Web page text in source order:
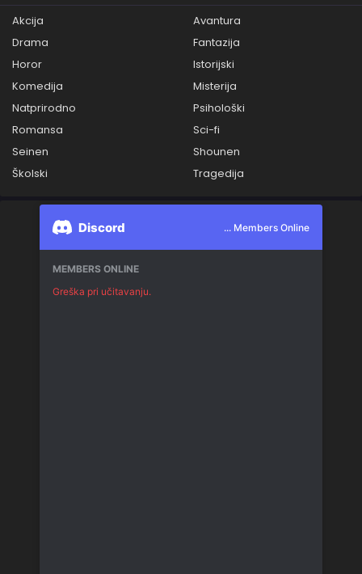
Akcija
Avantura
Drama
Fantazija
Horor
Istorijski
Komedija
Misterija
Natprirodno
Psihološki
Romansa
Sci-fi
Seinen
Shounen
Školski
Tragedija
Discord ... Members Online
MEMBERS ONLINE
Greška pri učitavanju.